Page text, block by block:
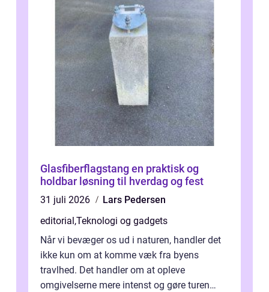
Glasfiberflagstang en praktisk og
holdbar løsning til hverdag og fest
31 juli 2026
Lars Pedersen
editorial ,Teknologi og gadgets
Når vi bevæger os ud i naturen, handler det
ikke kun om at komme væk fra byens
travlhed. Det handler om at opleve
omgivelserne mere intenst og gøre turen